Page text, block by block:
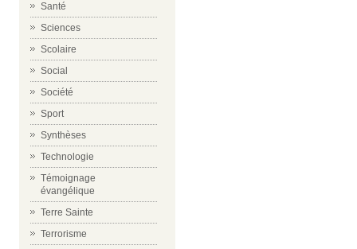
Santé
Sciences
Scolaire
Social
Société
Sport
Synthèses
Technologie
Témoignage
évangélique
Terre Sainte
Terrorisme